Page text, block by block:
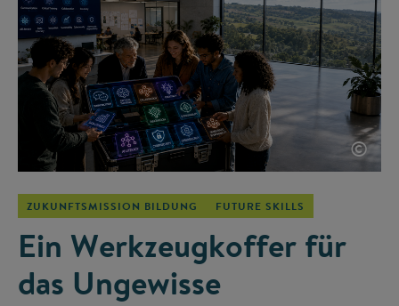
©
ZUKUNFTSMISSION BILDUNG FUTURE SKILLS
Ein Werkzeugkoffer für
das Ungewisse